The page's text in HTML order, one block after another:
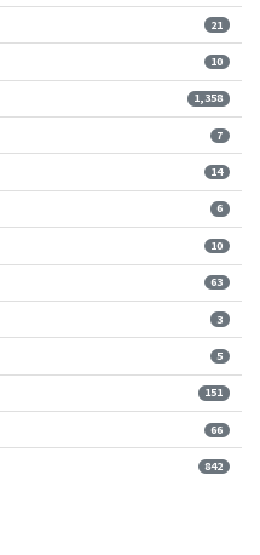
21
10
1,358
7
14
6
10
63
3
5
151
66
842